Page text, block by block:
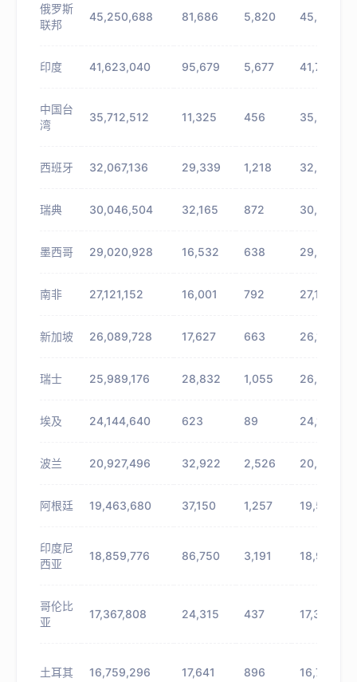
俄罗斯
联邦
45,250,688 81,686 5,820
印度 41,623,040 95,679 5,677 41,718,719
中国台
湾
35,712,512 11,325 456
西班牙 32,067,136 29,339 1,218
瑞典 30,046,504 32,165 872
墨西哥 29,020,928 16,532 638
南非 27,121,152 16,001 792 27,137,153
新加坡 26,089,728 17,627 663
瑞士 25,989,176 28,832 1,055
埃及 24,144,640 623 89
波兰 20,927,496 32,922 2,526
阿根廷 19,463,680 37,150 1,257
印度尼
西亚
18,859,776 86,750 3,191
哥伦比
亚
17,367,808 24,315 437 17,392,123
土耳其 16,759,296 17,641 896